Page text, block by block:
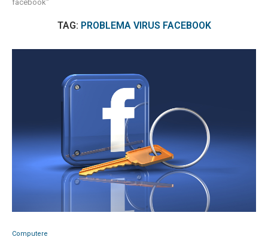
facebook"
TAG: PROBLEMA VIRUS FACEBOOK
Computere